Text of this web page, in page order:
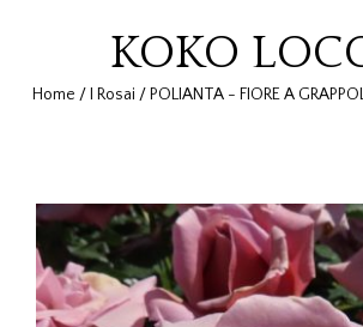
KOKO
Home / I Rosai / POLIANTA - FIORE A